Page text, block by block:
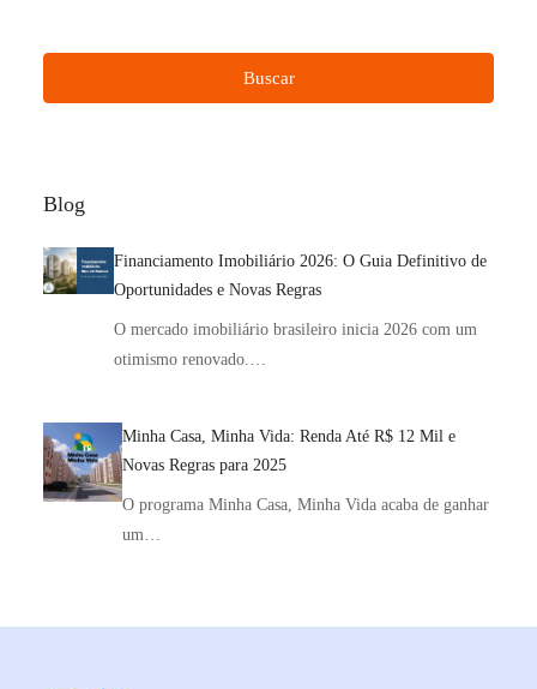
Buscar
Blog
Financiamento Imobiliário 2026: O Guia Definitivo de
Oportunidades e Novas Regras
O mercado imobiliário brasileiro inicia 2026 com um
otimismo renovado.…
Minha Casa, Minha Vida: Renda Até R$ 12 Mil e
Novas Regras para 2025
O programa Minha Casa, Minha Vida acaba de ganhar
um…